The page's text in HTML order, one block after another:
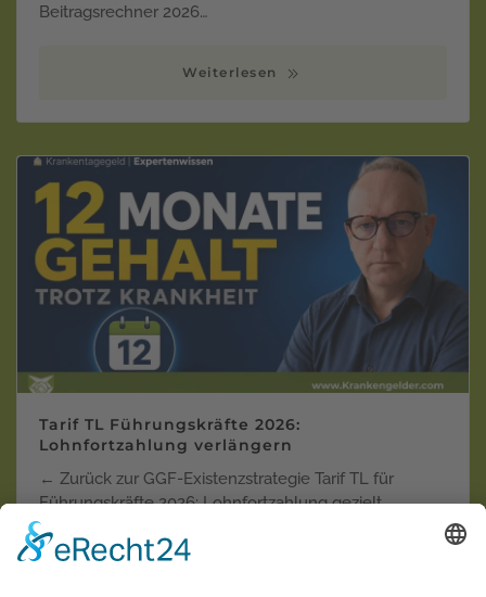
Beitragsrechner 2026…
Weiterlesen
Tarif TL Führungskräfte 2026:
Lohnfortzahlung verlängern
← Zurück zur GGF-Existenzstrategie Tarif TL für
Führungskräfte 2026: Lohnfortzahlung gezielt
verlänger…